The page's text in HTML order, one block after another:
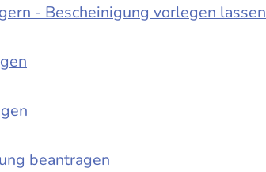
- Bescheinigung vorlegen lassen
beantragen